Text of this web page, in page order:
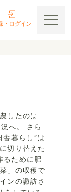
・ログイン
したのは
へ。 さら
暮らし”は
切り替えた
るために肥
」の収穫で
ンの諏訪さ